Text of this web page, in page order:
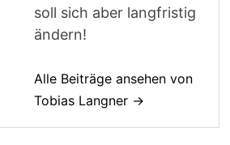
soll sich aber langfristig
ändern!
Alle Beiträge ansehen von
Tobias Langner →